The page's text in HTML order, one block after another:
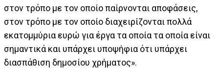
στον τρόπο με τον οποίο παίρνονται αποφάσεις,
στον τρόπο με τον οποίο διαχειρίζονται πολλά
εκατομμύρια ευρώ για έργα τα οποία τα οποία είναι
σημαντικά και υπάρχει υποψήφια ότι υπάρχει
διασπάθιση δημοσίου χρήματος».